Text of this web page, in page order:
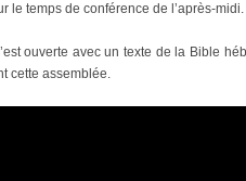
le temps de conférence de l’après-midi.
ouverte avec un texte de la Bible
cette assemblée.